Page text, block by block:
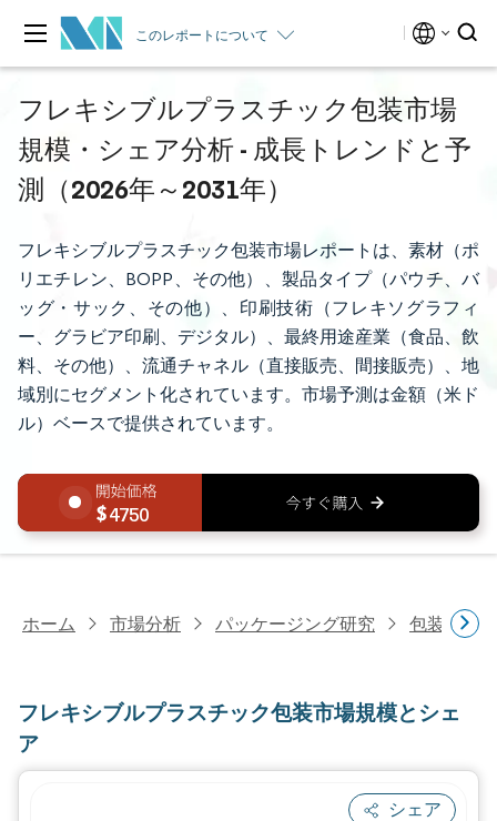
このレポートについて
フレキシブルプラスチック包装市場
規模・シェア分析 - 成長トレンドと予
測（2026年～2031年）
フレキシブルプラスチック包装市場レポートは、素材（ポ
リエチレン、BOPP、その他）、製品タイプ（パウチ、バ
ッグ・サック、その他）、印刷技術（フレキソグラフィ
ー、グラビア印刷、デジタル）、最終用途産業（食品、飲
料、その他）、流通チャネル（直接販売、間接販売）、地
域別にセグメント化されています。市場予測は金額（米ド
ル）ベースで提供されています。
4750
ホーム 市場分析 パッケージング研究 包装材料
フレキシブルプラスチック包装市場規模とシェ
ア
シェア